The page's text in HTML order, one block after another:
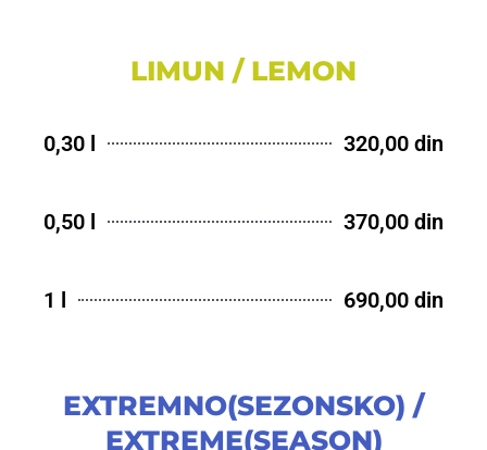
LIMUN / LEMON
0,30 l 320,00 din
0,50 l 370,00 din
1 l 690,00 din
EXTREMNO(SEZONSKO) /
EXTREME(SEASON)